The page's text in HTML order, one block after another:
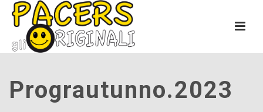
Prograutunno.2023